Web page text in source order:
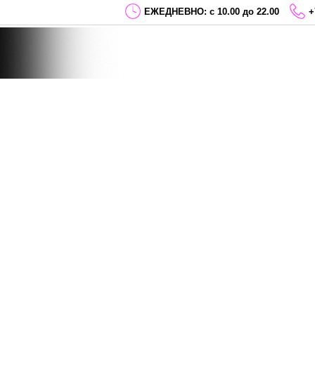
ЕЖЕДНЕВНО: с 10.00 до 22.00